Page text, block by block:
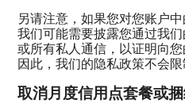
另请注意，如果您对您账户
我们可能需要披露您通过我
或所有私人通信，以证明向
因此，我们的隐私政策不会限
取消月度信用点套餐或